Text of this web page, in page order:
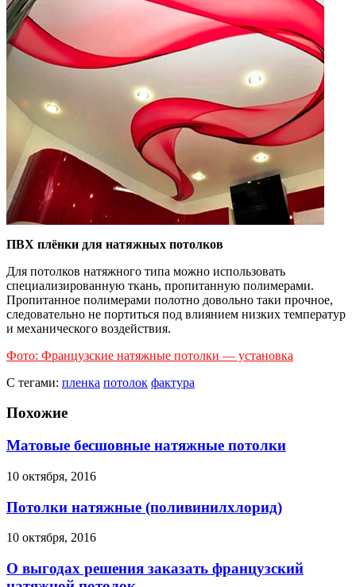
ПВХ плёнки для натяжных потолков
Для потолков натяжного типа можно использовать
специализированную ткань, пропитанную полимерами.
Пропитанное полимерами полотно довольно таки прочное,
следовательно не портиться под влиянием низких температур
и механического воздействия.
Фото: Французские натяжные потолки — установка
С тегами: пленка потолок фактура
Похожие
Матовые бесшовные натяжные потолки
10 октября, 2016
Потолки натяжные (поливинилхлорид)
10 октября, 2016
О выгодах решения заказать французский